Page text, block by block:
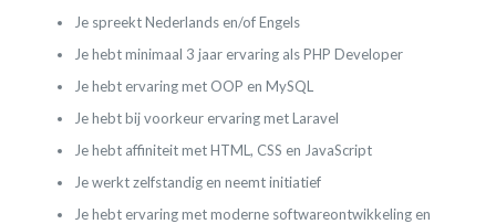
Je spreekt Nederlands en/of Engels
Je hebt minimaal 3 jaar ervaring als PHP Developer
Je hebt ervaring met OOP en MySQL
Je hebt bij voorkeur ervaring met Laravel
Je hebt affiniteit met HTML, CSS en JavaScript
Je werkt zelfstandig en neemt initiatief
Je hebt ervaring met moderne softwareontwikkeling en